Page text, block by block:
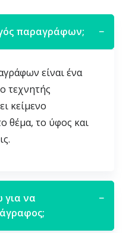
παραγράφων; −
είναι ένα
τεχνητής
κείμενο
θέμα, το ύφος και
για να
−